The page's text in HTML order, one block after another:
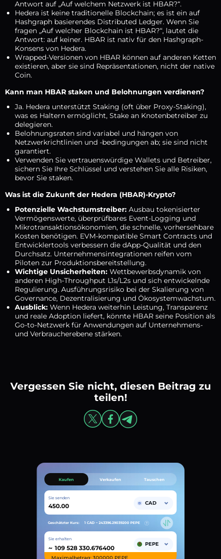
Antwort auf „Auf welchem Netzwerk ist HBAR?“.
Hedera ist keine traditionelle Blockchain; es ist ein auf
Hashgraph basierendes Distributed Ledger. Wenn Sie
fragen „Auf welcher Blockchain ist HBAR?“, lautet die
Antwort: auf keiner. HBAR ist nativ für den Hashgraph-
Konsens von Hedera.
Wrapped-Versionen von HBAR können auf anderen Ketten
existieren, aber sie sind Repräsentationen, nicht der native
Coin.
Kann man HBAR staken und Belohnungen verdienen?
Ja. Hedera unterstützt Staking (oft über Proxy-Staking),
was es Haltern ermöglicht, Stake an Knotenbetreiber zu
delegieren.
Belohnungsraten sind variabel und hängen von
Netzwerkrichtlinien und -bedingungen ab; sie sind nicht
garantiert.
Verwenden Sie vertrauenswürdige Wallets und Betreiber,
sichern Sie Ihre Schlüssel und verstehen Sie alle Risiken,
bevor Sie staken.
Was ist die Zukunft der Hedera (HBAR)-Krypto?
Potenzielle Wachstumstreiber: Ausbau tokenisierter
Vermögenswerte, überprüfbares Event-Logging und
Mikrotransaktionsökonomien, die schnelle, vorhersehbare
Kosten benötigen. EVM-kompatible Smart Contracts und
Entwicklertools verbessern die dApp-Qualität und den
Durchsatz. Unternehmensintegrationen reifen vom
Piloten zur Produktionsbereitstellung.
Wichtige Unsicherheiten: Wettbewerbsdynamik von
anderen High-Throughput L1s/L2s und sich entwickelnde
Regulierung. Ausführungsrisiko bei der Skalierung von
Governance, Dezentralisierung und Ökosystemwachstum.
Ausblick: Wenn Hedera weiterhin Leistung, Transparenz
und reale Adoption liefert, könnte HBAR seine Position als
Go-to-Netzwerk für Anwendungen auf Unternehmens-
und Verbraucherebene stärken.
Vergessen Sie nicht, diesen Beitrag zu
teilen!
Kaufen Verkaufen Tauschen
Sie senden
CAD
Geschätzter Kurs: 1 CAD ~ 243396.29039200 PEPE
Sie erhalten
~ PEPE